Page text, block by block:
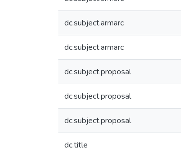
dc.subject.armarc
dc.subject.armarc
dc.subject.proposal
dc.subject.proposal
dc.subject.proposal
dc.title